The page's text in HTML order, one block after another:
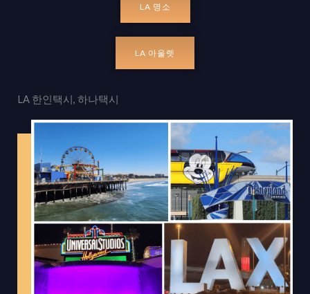
LA 명소
LA 아울렛
LA 한인택시, 하나택시